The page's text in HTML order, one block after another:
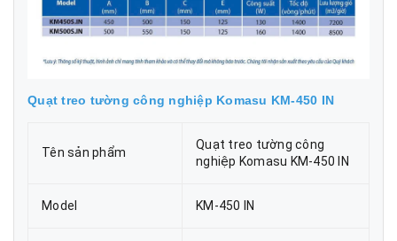
Quạt treo tường công nghiệp Komasu KM-450 IN
Tên sản phẩm
Quạt treo tường công
nghiệp Komasu KM-450 IN
Model KM-450 IN